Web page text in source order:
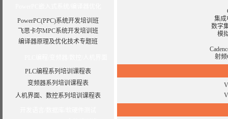
PowerPC(PPC)系统开发培训班
飞思卡尔MPC系统开发培训班
编译器原理及优化技术专题班
PLC编程系列培训课程表
变频器系列培训课程表
人机界面、数控系列培训课程表
集成
数字
模
射